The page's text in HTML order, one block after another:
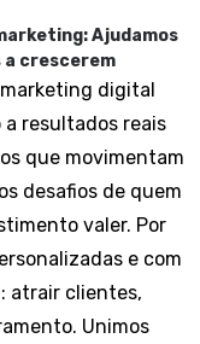
Ajudamos
a crescerem
digital
resultados reais
que movimentam
desafios de quem
valer. Por
e com
atrair clientes,
Unimos